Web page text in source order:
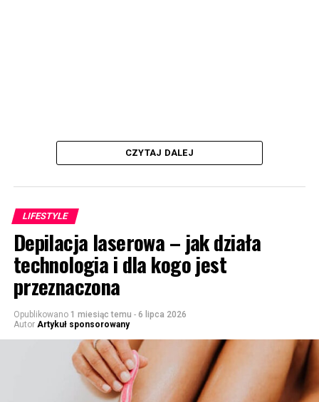
CZYTAJ DALEJ
LIFESTYLE
Depilacja laserowa – jak działa
technologia i dla kogo jest
przeznaczona
Opublikowano 1 miesiąc temu - 6 lipca 2026
Autor Artykuł sponsorowany